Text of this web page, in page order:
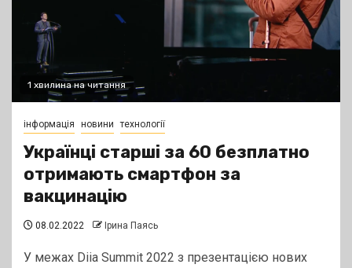
1 хвилина на читання
інформація новини технології
Українці старші за 60 безплатно
отримають смартфон за
вакцинацію
08.02.2022 Ірина Паясь
У межах Diia Summit 2022 з презентацією нових